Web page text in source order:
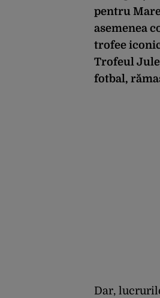
pentru
asemenea
trofee
Trofeul
fotbal,
Dar,